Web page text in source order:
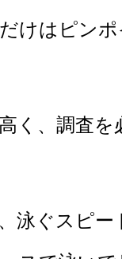
けはピン
く、調査
泳ぐスピー